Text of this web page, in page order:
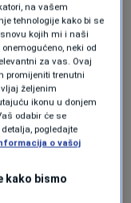
prijedlog
za
suverenitet
iranski
nije direktno
ali je poručio:
o dijalogu
na vašem
tehnologije kako bi se
kojih mi i naši
neki od
za vas. Ovaj
promijeniti trenutni
željenim
ikonu u donjem
odabir će se
pogledajte
o vašoj
kako bismo